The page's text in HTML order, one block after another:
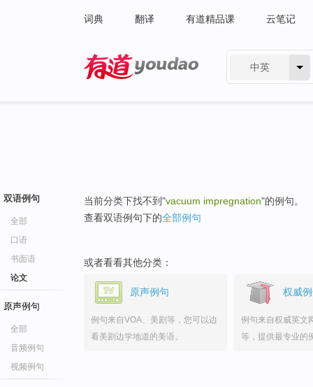
词典 翻译 有道精品课 云笔记
中英
双语例句
全部
口语
书面语
论文
原声例句
全部
音频例句
视频例句
当前分类下找不到"vacuum impregnation"的例句。
查看双语例句下的全部例句
或者看看其他分类：
原声例句
例句来自VOA、美剧等，您可以边
看美剧边学地道的美语。
权威
例句来自权威英文
等，提供最专业的